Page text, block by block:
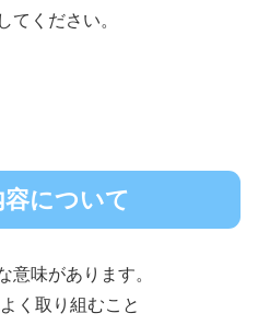
てください。
について
意味があります。
く取り組むこと